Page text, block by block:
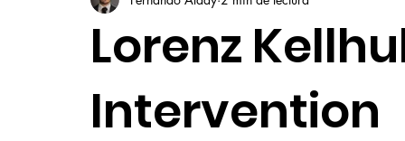
Lorenz
Intervention